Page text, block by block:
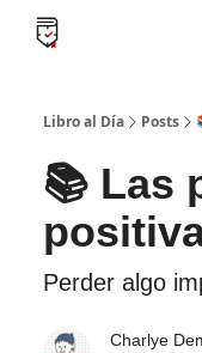
Libro al Día Posts
📚 Las
Perder algo
Charlye